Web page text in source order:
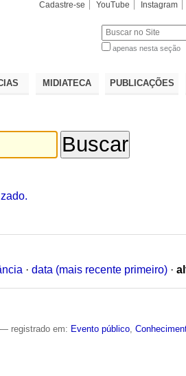
Cadastre-se YouTube Instagram
apenas nesta seção
MIDIATECA PUBLICAÇÕES
· data (mais recente primeiro) ·
— registrado em: Evento público ,